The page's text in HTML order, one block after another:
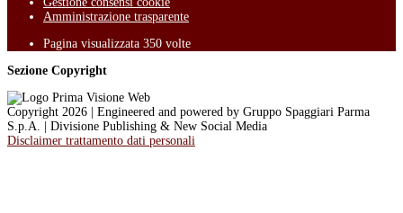
Amministrazione trasparente
Pagina visualizzata 350 volte
Sezione Copyright
Copyright 2026 | Engineered and powered by Gruppo Spaggiari Parma
S.p.A. | Divisione Publishing & New Social Media
Disclaimer trattamento dati personali